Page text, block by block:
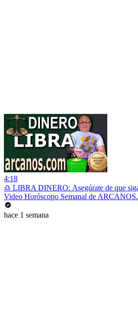
4:18
♎ LIBRA DINERO: Asegúrate de que
Video Horóscopo Semanal de
hace 1 semana